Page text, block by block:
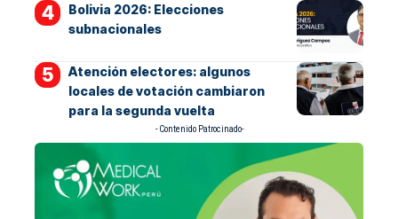
Bolivia 2026: Elecciones
subnacionales
Atención electores: algunos
locales de votación cambiaron
para la segunda vuelta
- Contenido Patrocinado-